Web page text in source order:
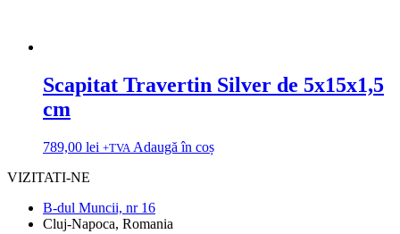
Scapitat Travertin Silver de 5x15x1,5
cm
789,00 lei +TVA Adaugă în coș
VIZITATI-NE
B-dul Muncii, nr 16
Cluj-Napoca, Romania